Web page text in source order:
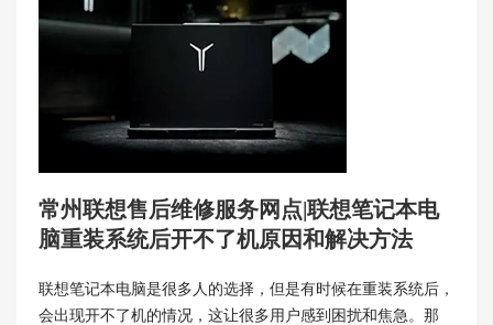
常州联想售后维修服务网点|联想笔记本电
脑重装系统后开不了机原因和解决方法
联想笔记本电脑是很多人的选择，但是有时候在重装系统后，
会出现开不了机的情况，这让很多用户感到困扰和焦急。那